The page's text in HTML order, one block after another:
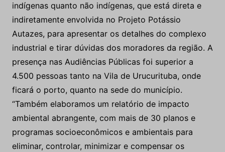
indígenas quanto não indígenas, que está direta e
indiretamente envolvida no Projeto Potássio
Autazes, para apresentar os detalhes do complexo
industrial e tirar dúvidas dos moradores da região. A
presença nas Audiências Públicas foi superior a
4.500 pessoas tanto na Vila de Urucurituba, onde
ficará o porto, quanto na sede do município.
“Também elaboramos um relatório de impacto
ambiental abrangente, com mais de 30 planos e
programas socioeconômicos e ambientais para
eliminar, controlar, minimizar e compensar os